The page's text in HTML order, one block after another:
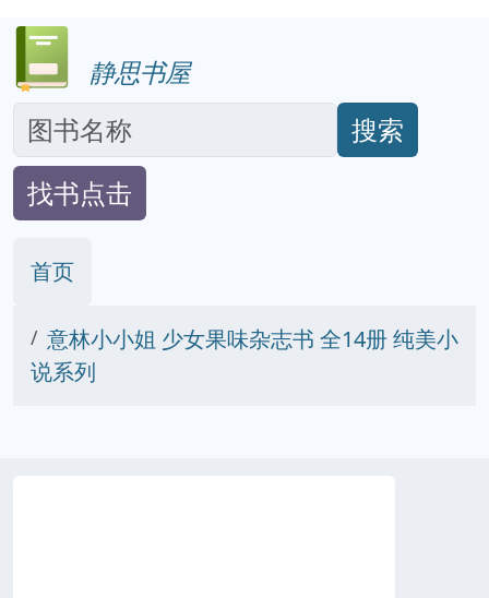
静思书屋
搜索
找书点击
首页
意林小小姐 少女果味杂志书 全14册 纯美小
说系列